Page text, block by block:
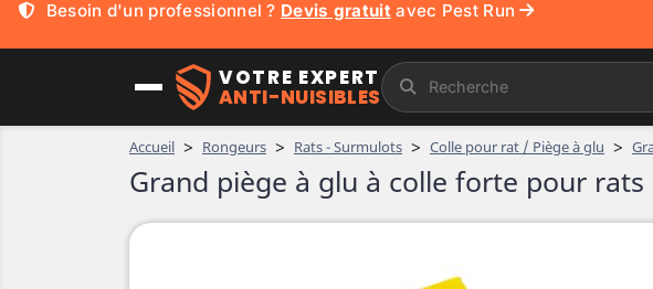
Mickaël,230 000+ abonnés YouTube !
VOTRE EXPERT
ANTI-NUISIBLES
Accueil > Rongeurs > Rats - Surmulots > Colle pour rat / Piège à glu >
Grand piège à glu à colle forte pour